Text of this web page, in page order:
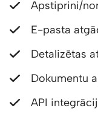
Apstiprini/
E-pasta
Detalizētas
Dokumentu
API